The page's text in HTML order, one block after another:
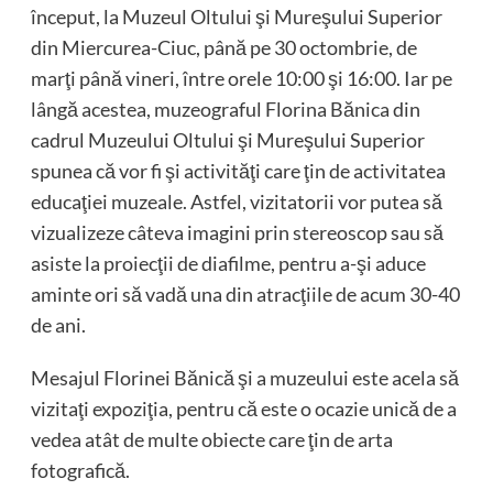
început, la Muzeul Oltului şi Mureşului Superior
din Miercurea-Ciuc, până pe 30 octombrie, de
marţi până vineri, între orele 10:00 şi 16:00. Iar pe
lângă acestea, muzeograful Florina Bănica din
cadrul Muzeului Oltului şi Mureşului Superior
spunea că vor fi şi activităţi care ţin de activitatea
educaţiei muzeale. Astfel, vizitatorii vor putea să
vizualizeze câteva imagini prin stereoscop sau să
asiste la proiecţii de diafilme, pentru a-şi aduce
aminte ori să vadă una din atracţiile de acum 30-40
de ani.
Mesajul Florinei Bănică şi a muzeului este acela să
vizitaţi expoziţia, pentru că este o ocazie unică de a
vedea atât de multe obiecte care ţin de arta
fotografică.